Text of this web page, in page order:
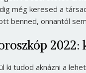
még keresed a
benned, onnantól
2022:
ki tudod aknázni a